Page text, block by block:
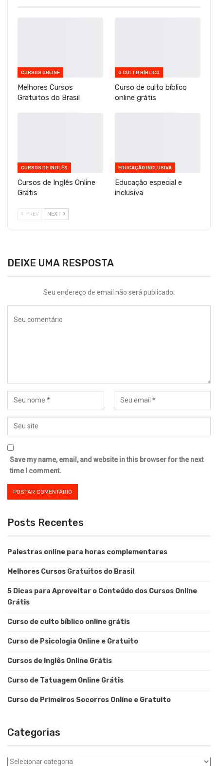
CURSOS ONLINE
Melhores Cursos
Gratuitos do Brasil
O CULTO BÍBLICO
Curso de culto bíblico
online grátis
CURSOS DE INGLÊS
Cursos de Inglês Online
Grátis
EDUCAÇÃO INCLUSIVA
Educação especial e
inclusiva
PREV NEXT
DEIXE UMA RESPOSTA
Seu endereço de email não será publicado.
Save my name, email, and website in this browser for the next
time I comment.
Posts Recentes
Palestras online para horas complementares
Melhores Cursos Gratuitos do Brasil
5 Dicas para Aproveitar o Conteúdo dos Cursos Online
Grátis
Curso de culto bíblico online grátis
Curso de Psicologia Online e Gratuito
Cursos de Inglês Online Grátis
Curso de Tatuagem Online Grátis
Curso de Primeiros Socorros Online e Gratuito
Categorias
Categorias